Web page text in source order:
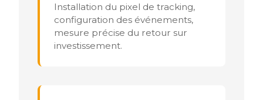
Installation du pixel de tracking,
configuration des événements,
mesure précise du retour sur
investissement.